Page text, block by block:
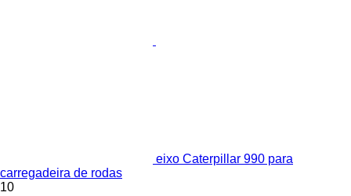
eixo Caterpillar 990 para
carregadeira de rodas
10